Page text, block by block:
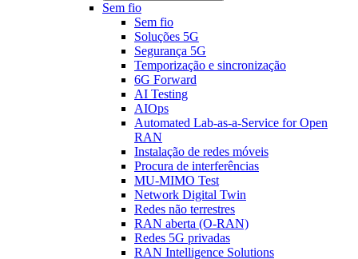
Sem fio
Sem fio
Soluções 5G
Segurança 5G
Temporização e sincronização
6G Forward
AI Testing
AIOps
Automated Lab-as-a-Service for Open
RAN
Instalação de redes móveis
Procura de interferências
MU-MIMO Test
Network Digital Twin
Redes não terrestres
RAN aberta (O-RAN)
Redes 5G privadas
RAN Intelligence Solutions